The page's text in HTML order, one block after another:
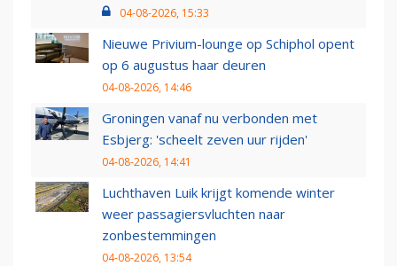
04-08-2026, 15:33
Nieuwe Privium-lounge op Schiphol opent
op 6 augustus haar deuren
04-08-2026, 14:46
Groningen vanaf nu verbonden met
Esbjerg: 'scheelt zeven uur rijden'
04-08-2026, 14:41
Luchthaven Luik krijgt komende winter
weer passagiersvluchten naar
zonbestemmingen
04-08-2026, 13:54